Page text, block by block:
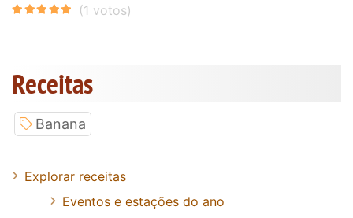
Receitas
Banana
Explorar receitas
Eventos e estações do ano